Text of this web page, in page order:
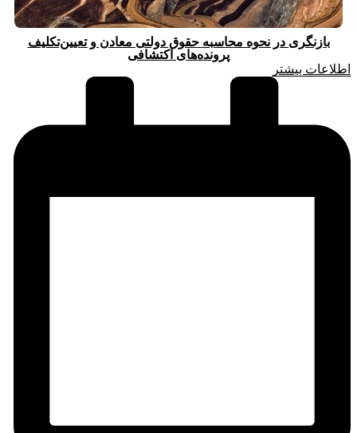
بازنگری در نحوه محاسبه حقوق دولتی معادن و تعیین‌تکلیف
پرونده‌های اکتشافی
اطلاعات بیشتر